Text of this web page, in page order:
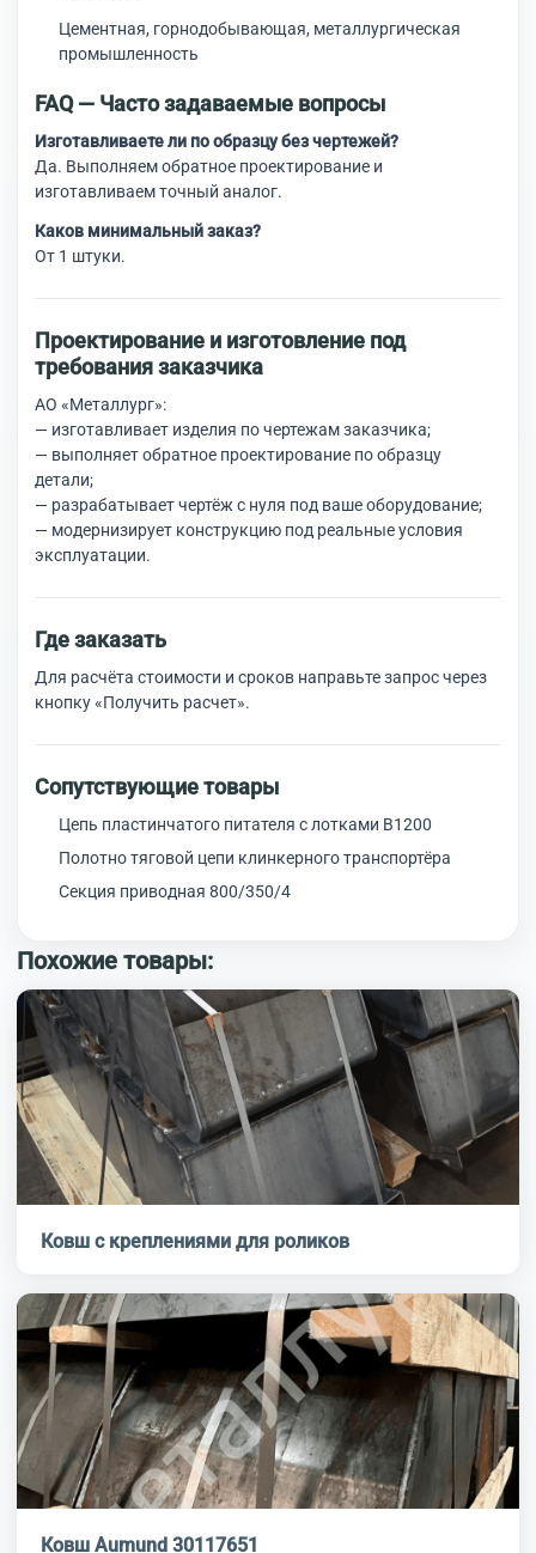
Цементная, горнодобывающая, металлургическая
промышленность
FAQ — Часто задаваемые вопросы
Изготавливаете ли по образцу без чертежей?
Да. Выполняем обратное проектирование и
изготавливаем точный аналог.
Каков минимальный заказ?
От 1 штуки.
Проектирование и изготовление под
требования заказчика
АО «Металлург»:
— изготавливает изделия по чертежам заказчика;
— выполняет обратное проектирование по образцу
детали;
— разрабатывает чертёж с нуля под ваше оборудование;
— модернизирует конструкцию под реальные условия
эксплуатации.
Где заказать
Для расчёта стоимости и сроков направьте запрос через
кнопку «Получить расчет».
Сопутствующие товары
Цепь пластинчатого питателя с лотками В1200
Полотно тяговой цепи клинкерного транспортёра
Секция приводная 800/350/4
Похожие товары:
Ковш с креплениями для роликов
Ковш Aumund 30117651